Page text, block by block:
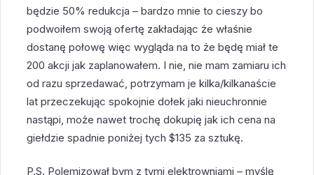
będzie 50% redukcja – bardzo mnie to cieszy bo
podwoiłem swoją ofertę zakładając że właśnie
dostanę połowę więc wygląda na to że będę miał te
200 akcji jak zaplanowałem. I nie, nie mam zamiaru ich
od razu sprzedawać, potrzymam je kilka/kilkanaście
lat przeczekując spokojnie dołek jaki nieuchronnie
nastąpi, może nawet trochę dokupię jak ich cena na
giełdzie spadnie poniżej tych $135 za sztukę.
P.S. Polemizował bym z tymi elektrowniami – myślę